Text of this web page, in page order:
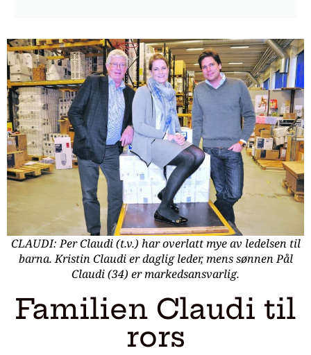
CLAUDI: Per Claudi (t.v.) har overlatt mye av ledelsen til
barna. Kristin Claudi er daglig leder, mens sønnen Pål
Claudi (34) er markedsansvarlig.
Familien Claudi til
rors